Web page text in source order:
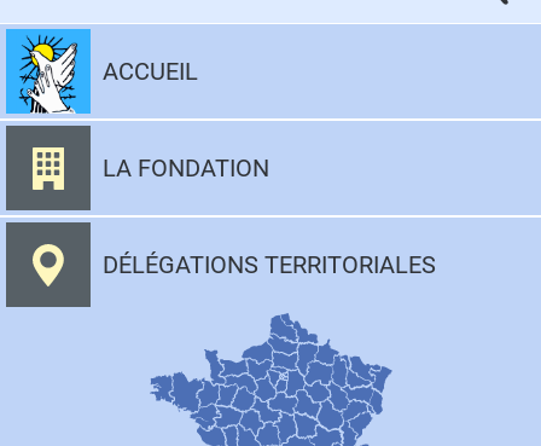
Aller
contenu
ACCUEIL
LA FONDATION
DÉLÉGATIONS TERRITORIALES